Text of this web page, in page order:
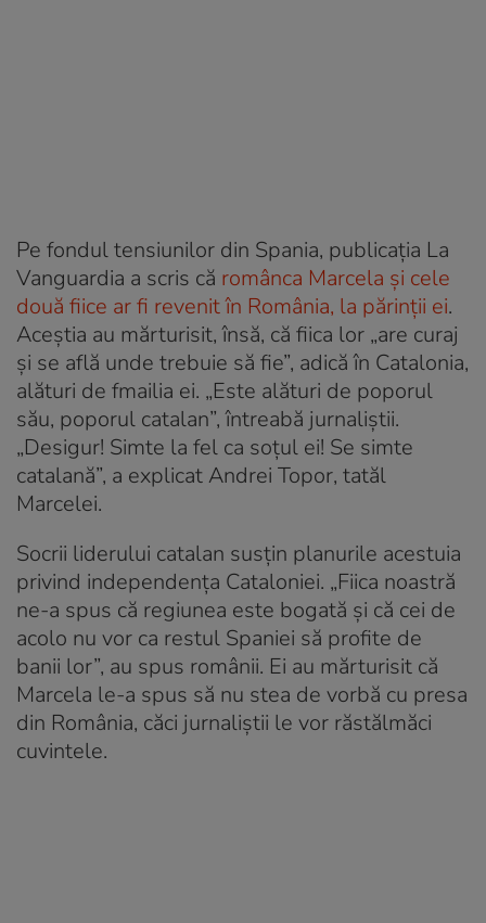
Pe fondul tensiunilor din Spania, publicația La
Vanguardia a scris că românca Marcela și cele
două fiice ar fi revenit în România, la părinții ei.
Aceștia au mărturisit, însă, că fiica lor „are curaj
și se află unde trebuie să fie”, adică în Catalonia,
alături de fmailia ei. „Este alături de poporul
său, poporul catalan”, întreabă jurnaliștii.
„Desigur! Simte la fel ca soțul ei! Se simte
catalană”, a explicat Andrei Topor, tatăl
Marcelei.
Socrii liderului catalan susțin planurile acestuia
privind independența Cataloniei. „Fiica noastră
ne-a spus că regiunea este bogată și că cei de
acolo nu vor ca restul Spaniei să profite de
banii lor”, au spus românii. Ei au mărturisit că
Marcela le-a spus să nu stea de vorbă cu presa
din România, căci jurnaliștii le vor răstălmăci
cuvintele.